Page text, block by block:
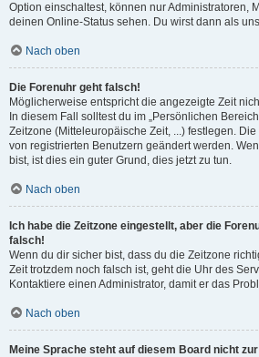
Option einschaltest, können nur Administratoren,
deinen Online-Status sehen. Du wirst dann als
Nach oben
Die Forenuhr geht falsch!
Möglicherweise entspricht die angezeigte Zeit
In diesem Fall solltest du im „Persönlichen
Zeitzone (Mitteleuropäische Zeit, ...) festlegen.
von registrierten Benutzern geändert werden.
bist, ist dies ein guter Grund, dies jetzt zu tun.
Nach oben
Ich habe die Zeitzone eingestellt, aber die
falsch!
Wenn du dir sicher bist, dass du die Zeitzone
Zeit trotzdem noch falsch ist, geht die Uhr des
Kontaktiere einen Administrator, damit er das
Nach oben
Meine Sprache steht auf diesem Board nicht